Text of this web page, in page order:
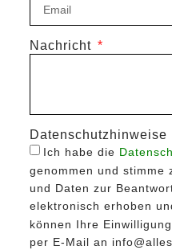
Nachricht
Datenschutzhinweise
Ich habe die
genommen und stimme
und Daten zur
elektronisch erhoben
können Ihre
per E-Mail an